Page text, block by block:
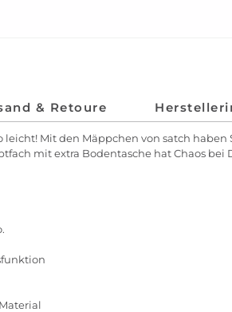
& Retoure
leicht! Mit den Mäppchen von satch
mit extra Bodentasche hat Chaos bei